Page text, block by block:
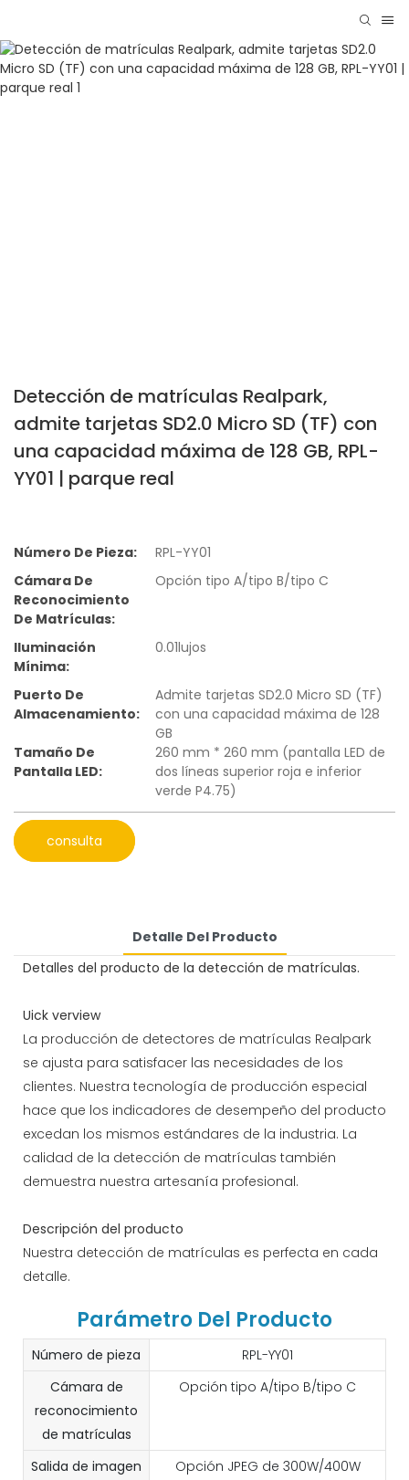
Detección de matrículas Realpark,
admite tarjetas SD2.0 Micro SD (TF) con
una capacidad máxima de 128 GB, RPL-
YY01 | parque real
Número De Pieza:
RPL-YY01
Cámara De
Reconocimiento
De Matrículas:
Opción tipo A/tipo B/tipo C
Iluminación
Mínima:
0.01lujos
Puerto De
Almacenamiento:
Admite tarjetas SD2.0 Micro SD (TF)
con una capacidad máxima de 128
GB
Tamaño De
Pantalla LED:
260 mm * 260 mm (pantalla LED de
dos líneas superior roja e inferior
verde P4.75)
consulta
Detalle Del Producto
Detalles del producto de la detección de matrículas.
Uick verview
La producción de detectores de matrículas Realpark
se ajusta para satisfacer las necesidades de los
clientes. Nuestra tecnología de producción especial
hace que los indicadores de desempeño del producto
excedan los mismos estándares de la industria. La
calidad de la detección de matrículas también
demuestra nuestra artesanía profesional.
Descripción del producto
Nuestra detección de matrículas es perfecta en cada
detalle.
Parámetro Del Producto
Número de pieza
RPL-YY01
Cámara de
reconocimiento
de matrículas
Opción tipo A/tipo B/tipo C
Salida de imagen
Opción JPEG de 300W/400W